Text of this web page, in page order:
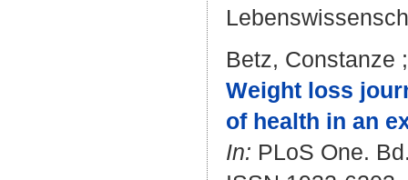
Betz, Constanze
Weight loss
of health in an
In: PLoS One.